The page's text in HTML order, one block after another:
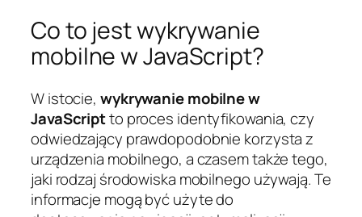
Co to jest wykrywanie
mobilne w JavaScript?
W istocie, wykrywanie mobilne w
JavaScriptto proces identyfikowania, czy
odwiedzający prawdopodobnie korzysta z
urządzenia mobilnego, a czasem także tego,
jaki rodzaj środowiska mobilnego używają. Te
informacje mogą być użyte do